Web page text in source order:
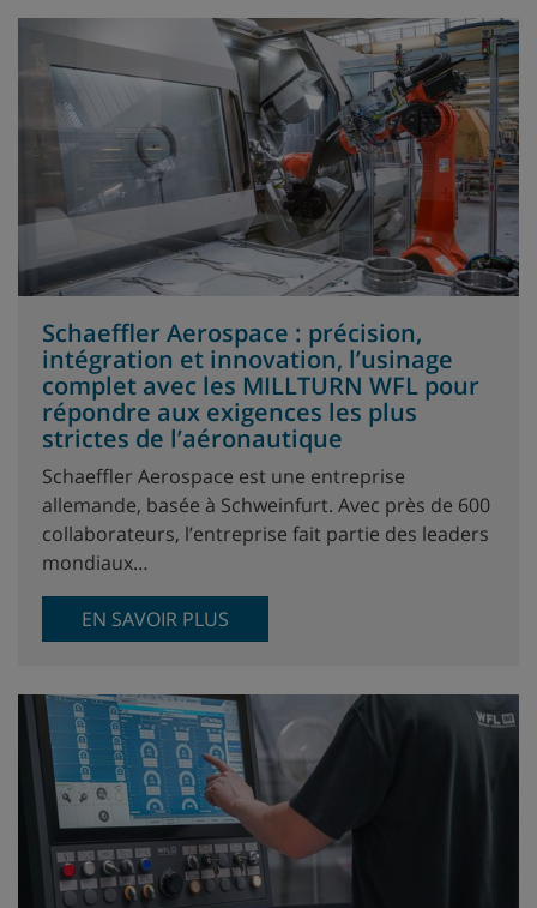
Schaeffler Aerospace : précision,
intégration et innovation, l’usinage
complet avec les MILLTURN WFL pour
répondre aux exigences les plus
strictes de l’aéronautique
Schaeffler Aerospace est une entreprise
allemande, basée à Schweinfurt. Avec près de 600
collaborateurs, l’entreprise fait partie des leaders
mondiaux…
EN SAVOIR PLUS